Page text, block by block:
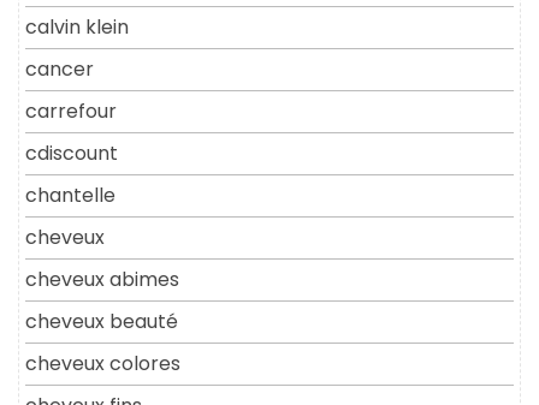
calvin klein
cancer
carrefour
cdiscount
chantelle
cheveux
cheveux abimes
cheveux beauté
cheveux colores